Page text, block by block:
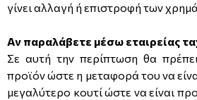
γίνει αλλαγή ή επιστροφή των
Αν παραλάβετε μέσω εταιρείας
Σε αυτή την περίπτωση θα
προϊόν ώστε η μεταφορά του να
μεγαλύτερο κουτί ώστε να είναι